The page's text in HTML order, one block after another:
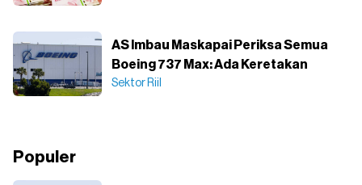
AS Imbau Maskapai Periksa Semua
Boeing 737 Max: Ada Keretakan
Sektor Riil
Populer